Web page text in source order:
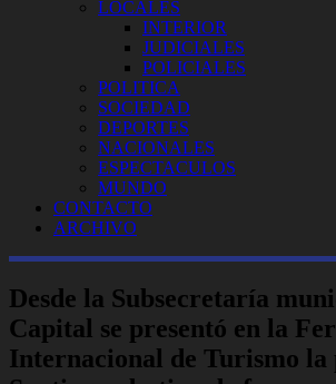
LOCALES
INTERIOR
JUDICIALES
POLICIALES
POLITICA
SOCIEDAD
DEPORTES
NACIONALES
ESPECTACULOS
MUNDO
CONTACTO
ARCHIVO
Desde la Subsecretaría
Capital se presentó en la
Internacional de Turismo la